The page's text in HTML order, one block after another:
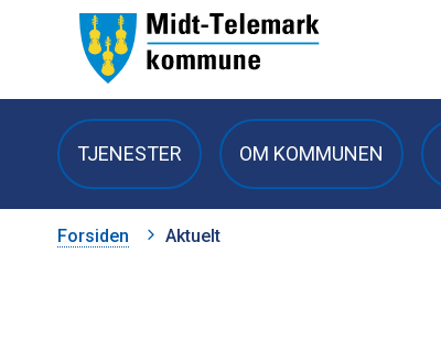
Midt-
Telemark
kommune
TJENESTER OM KOMMUNEN
Du
Forsiden Aktuelt